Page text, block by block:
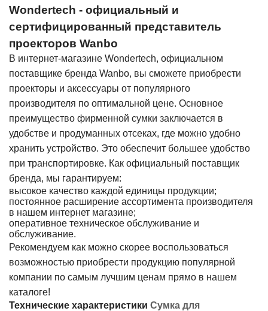
Wondertech - официальный и
сертифицированный представитель
проекторов Wanbo
В интернет-магазине Wondertech, официальном
поставщике бренда Wanbo, вы сможете приобрести
проекторы и аксессуары от популярного
производителя по оптимальной цене. Основное
преимущество фирменной сумки заключается в
удобстве и продуманных отсеках, где можно удобно
хранить устройство. Это обеспечит большее удобство
при транспортировке. Как официальный поставщик
бренда, мы гарантируем:
высокое качество каждой единицы продукции;
постоянное расширение ассортимента производителя
в нашем интернет магазине;
оперативное техническое обслуживание и
обслуживание.
Рекомендуем как можно скорее воспользоваться
возможностью приобрести продукцию популярной
компании по самым лучшим ценам прямо в нашем
каталоге!
Технические характеристики Сумка для